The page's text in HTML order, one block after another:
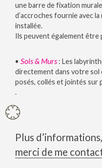
une barre de fixation
d’accroches fournie avec
installée.
Ils peuvent également être
•Sols & Murs : Les
directement dans votre sol
posés, collés et jointés sur
.
Plus
merci de me